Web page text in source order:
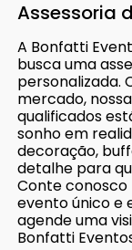
Assessoria
A Bonfatti
busca uma
personalizada.
mercado,
qualificados
sonho em
decoração,
detalhe para
Conte
evento único e
agende uma
Bonfatti